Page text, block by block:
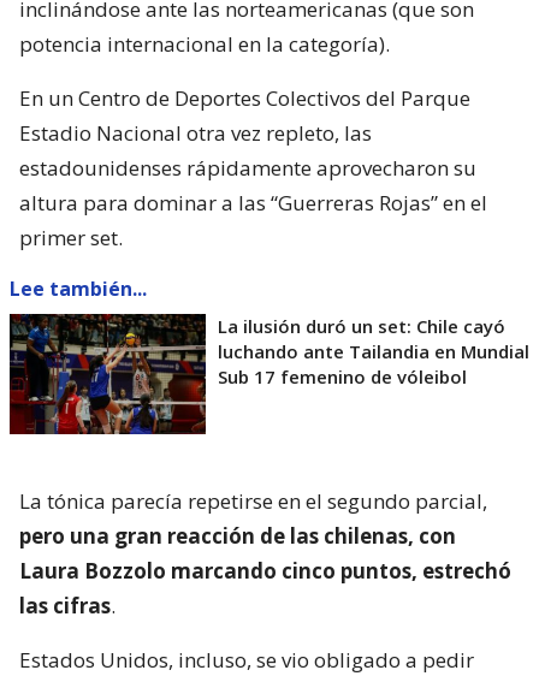
inclinándose ante las norteamericanas (que son
potencia internacional en la categoría).
En un Centro de Deportes Colectivos del Parque
Estadio Nacional otra vez repleto, las
estadounidenses rápidamente aprovecharon su
altura para dominar a las “Guerreras Rojas” en el
primer set.
Lee también...
La ilusión duró un set: Chile cayó
luchando ante Tailandia en Mundial
Sub 17 femenino de vóleibol
La tónica parecía repetirse en el segundo parcial,
pero una gran reacción de las chilenas, con
Laura Bozzolo marcando cinco puntos, estrechó
las cifras.
Estados Unidos, incluso, se vio obligado a pedir